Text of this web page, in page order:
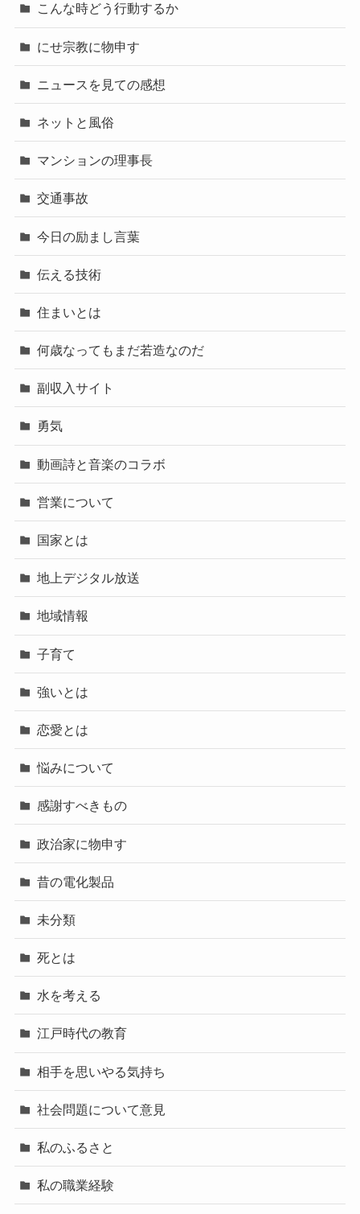
こんな時どう行動するか
にせ宗教に物申す
ニュースを見ての感想
ネットと風俗
マンションの理事長
交通事故
今日の励まし言葉
伝える技術
住まいとは
何歳なってもまだ若造なのだ
副収入サイト
勇気
動画詩と音楽のコラボ
営業について
国家とは
地上デジタル放送
地域情報
子育て
強いとは
恋愛とは
悩みについて
感謝すべきもの
政治家に物申す
昔の電化製品
未分類
死とは
水を考える
江戸時代の教育
相手を思いやる気持ち
社会問題について意見
私のふるさと
私の職業経験